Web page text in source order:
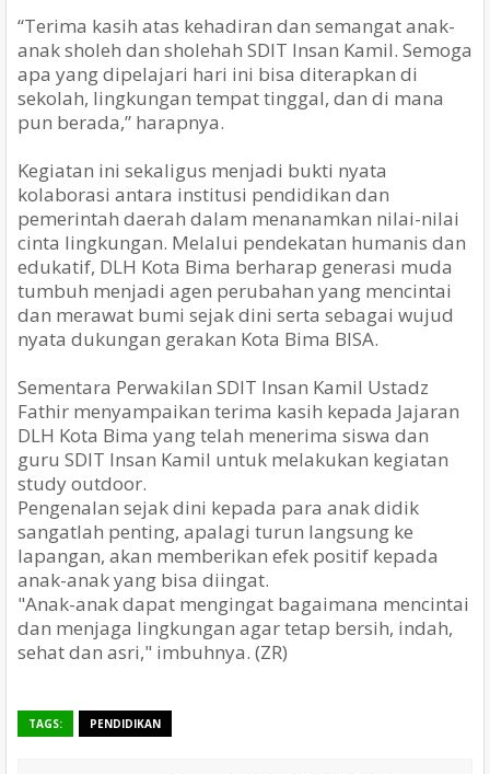
“Terima kasih atas kehadiran dan semangat anak-
anak sholeh dan sholehah SDIT Insan Kamil. Semoga
apa yang dipelajari hari ini bisa diterapkan di
sekolah, lingkungan tempat tinggal, dan di mana
pun berada,” harapnya.
Kegiatan ini sekaligus menjadi bukti nyata
kolaborasi antara institusi pendidikan dan
pemerintah daerah dalam menanamkan nilai-nilai
cinta lingkungan. Melalui pendekatan humanis dan
edukatif, DLH Kota Bima berharap generasi muda
tumbuh menjadi agen perubahan yang mencintai
dan merawat bumi sejak dini serta sebagai wujud
nyata dukungan gerakan Kota Bima BISA.
Sementara Perwakilan SDIT Insan Kamil Ustadz
Fathir menyampaikan terima kasih kepada Jajaran
DLH Kota Bima yang telah menerima siswa dan
guru SDIT Insan Kamil untuk melakukan kegiatan
study outdoor.
Pengenalan sejak dini kepada para anak didik
sangatlah penting, apalagi turun langsung ke
lapangan, akan memberikan efek positif kepada
anak-anak yang bisa diingat.
"Anak-anak dapat mengingat bagaimana mencintai
dan menjaga lingkungan agar tetap bersih, indah,
sehat dan asri," imbuhnya. (ZR)
TAGS: PENDIDIKAN